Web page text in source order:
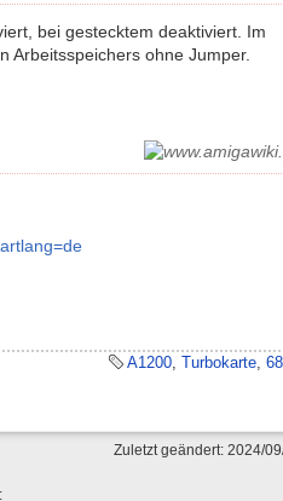
bei gestecktem deaktiviert. Im
Arbeitsspeichers ohne Jumper.
A1200, Turbokarte,
Zuletzt geändert: 2024/